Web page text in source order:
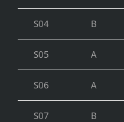
S04 B
S05 A
S06 A
S07 B